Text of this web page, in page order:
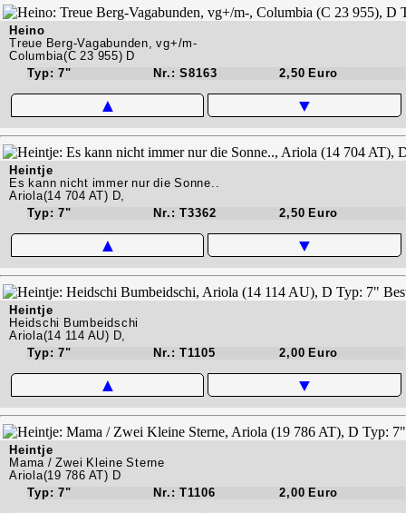
Heino
Treue Berg-Vagabunden, vg+/m-
Columbia(C 23 955) D
Typ: 7"
Nr.: S8163 2,50 Euro
▲ ▼
Heintje
Es kann nicht immer nur die Sonne..
Ariola(14 704 AT) D,
Typ: 7"
Nr.: T3362 2,50 Euro
▲ ▼
Heintje
Heidschi Bumbeidschi
Ariola(14 114 AU) D,
Typ: 7"
Nr.: T1105 2,00 Euro
▲ ▼
Heintje
Mama / Zwei Kleine Sterne
Ariola(19 786 AT) D
Typ: 7"
Nr.: T1106 2,00 Euro